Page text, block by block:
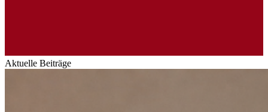
Aktuelle Beiträge